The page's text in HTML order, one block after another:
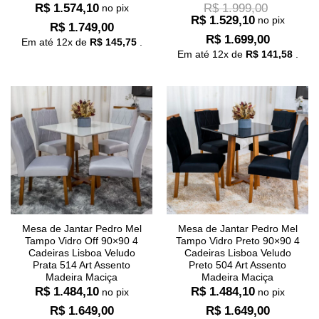
R$1.574,10 no pix
R$1.749,00
Em até 12x de R$145,75.
R$1.999,00
R$1.529,10 no pix
R$1.699,00
Em até 12x de R$141,58.
Mesa de Jantar Pedro Mel
Tampo Vidro Off 90×90 4
Cadeiras Lisboa Veludo
Prata 514 Art Assento
Madeira Maciça
R$1.484,10 no pix
R$1.649,00
Mesa de Jantar Pedro Mel
Tampo Vidro Preto 90×90 4
Cadeiras Lisboa Veludo
Preto 504 Art Assento
Madeira Maciça
R$1.484,10 no pix
R$1.649,00